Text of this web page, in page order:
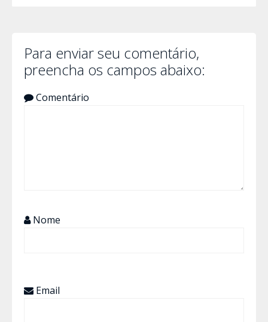
Para enviar seu comentário,
preencha os campos abaixo:
Comentário
Nome
Email